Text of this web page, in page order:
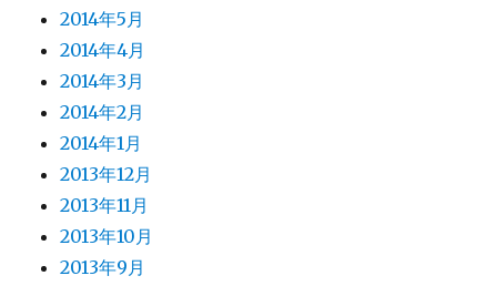
2014年5月
2014年4月
2014年3月
2014年2月
2014年1月
2013年12月
2013年11月
2013年10月
2013年9月